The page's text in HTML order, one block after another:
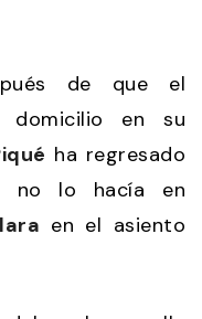
de que el
domicilio en su
ha regresado
no lo hacía en
en el asiento